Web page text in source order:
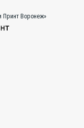
Принт Воронеж»